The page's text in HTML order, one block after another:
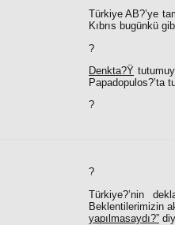
Türkiye AB?’ye
Kıbrıs bugünkü
?
Denkta?Ÿ
Papadopulos?’ta
?
?
Türkiye?’nin
Beklentilerimizin
yapılmasaydı?”